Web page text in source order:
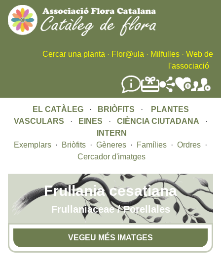
Skip
to
main
content
Cercar una planta · Flor@ula · Milfulles · Web de
l'associació
EL CATÀLEG· BRIÒFITS ·
PLANTES
VASCULARS · EINES · CIÈNCIA CIUTADANA ·
INTERN
Exemplars · Briòfits · Gèneres · Famílies · Ordres ·
Cercador d'imatges
Frullania cesatiana
Frullaniaceae / Porellales
VEGEU MÉS IMATGES